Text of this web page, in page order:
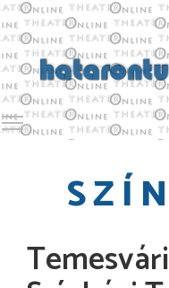
Toggle main menu